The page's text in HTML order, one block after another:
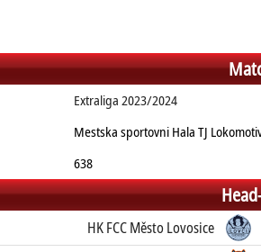
Extraliga 2023/2024
Mestska sportovni Hala TJ
638
HK FCC Město Lovosice